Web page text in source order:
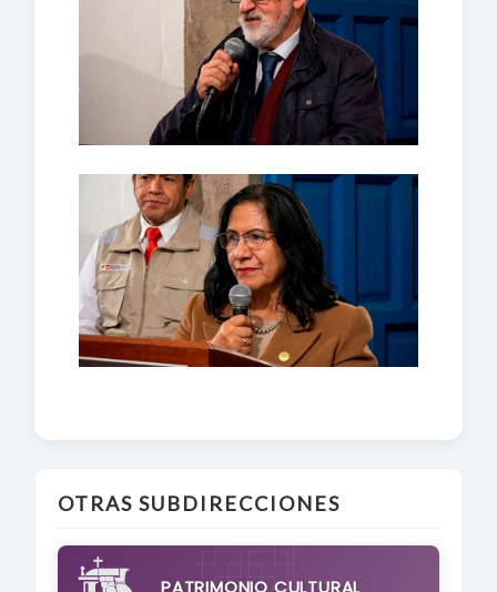
OTRAS SUBDIRECCIONES
PATRIMONIO CULTURAL